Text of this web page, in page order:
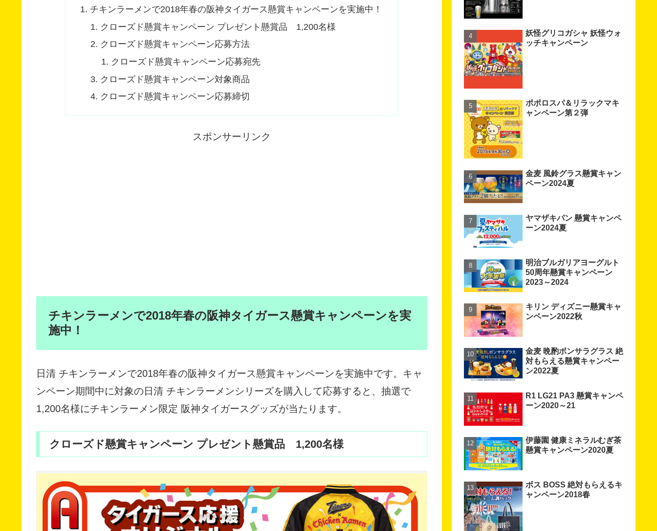
チキンラーメンで2018年春の阪神タイガース懸賞キャンペーンを実施中！
クローズド懸賞キャンペーン プレゼント懸賞品 1,200名様
クローズド懸賞キャンペーン応募方法
クローズド懸賞キャンペーン応募宛先
クローズド懸賞キャンペーン対象商品
クローズド懸賞キャンペーン応募締切
スポンサーリンク
チキンラーメンで2018年春の阪神タイガース懸賞キャンペーンを実
施中！
日清 チキンラーメンで2018年春の阪神タイガース懸賞キャンペーンを実施中です。キャ
ンペーン期間中に対象の日清 チキンラーメンシリーズを購入して応募すると、抽選で
1,200名様にチキンラーメン限定 阪神タイガースグッズが当たります。
クローズド懸賞キャンペーン プレゼント懸賞品 1,200名様
妖怪グリコガシャ 妖怪ウォ
ッチキャンペーン
ポポロスパ＆リラックマキ
ャンペーン第２弾
金麦 風鈴グラス懸賞キャン
ペーン2024夏
ヤマザキパン 懸賞キャンペ
ーン2024夏
明治ブルガリアヨーグルト
50周年懸賞キャンペーン
2023～2024
キリン ディズニー懸賞キャ
ンペーン2022秋
金麦 晩酌ボンサラグラス 絶
対もらえる懸賞キャンペー
ン2022夏
R1 LG21 PA3 懸賞キャンペ
ーン2020～21
伊藤園 健康ミネラルむぎ茶
懸賞キャンペーン2020夏
ボス BOSS 絶対もらえるキ
ャンペーン2018春